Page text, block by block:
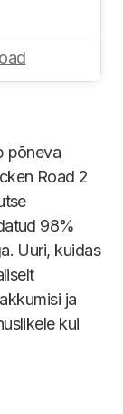
põneva
Road 2
98%
Uuri, kuidas
ja
kui